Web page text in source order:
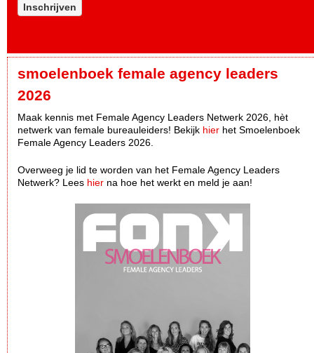
Inschrijven
smoelenboek female agency leaders
2026
Maak kennis met Female Agency Leaders Netwerk 2026, hèt
netwerk van female bureauleiders! Bekijk hier het Smoelenboek
Female Agency Leaders 2026.
Overweeg je lid te worden van het Female Agency Leaders
Netwerk? Lees hier na hoe het werkt en meld je aan!